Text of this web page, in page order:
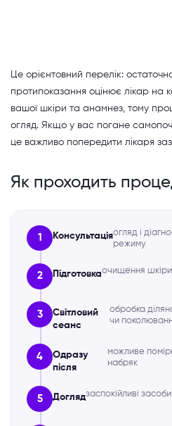
Це орієнтовний перелік:
протипоказання оцінює лікар на
вашої шкіри та анамнез, тому
огляд. Якщо у вас погане
це важливо попередити лікаря
Як проходить
1 Консультаціяогляд і
режиму
2 Підготовкаочищення
3
Світловий
сеанс
обробка
чи
4
Одразу
після
можливе
набряк
5 Доглядзаспокійливі